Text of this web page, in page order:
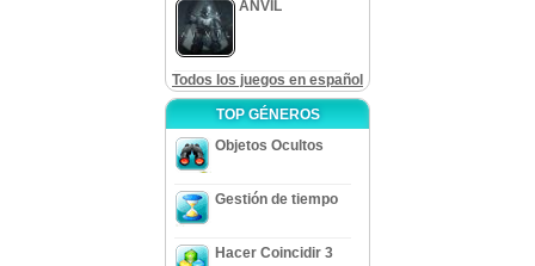
ANVIL
Todos los juegos en español
TOP GÉNEROS
Objetos Ocultos
Gestión de tiempo
Hacer Coincidir 3